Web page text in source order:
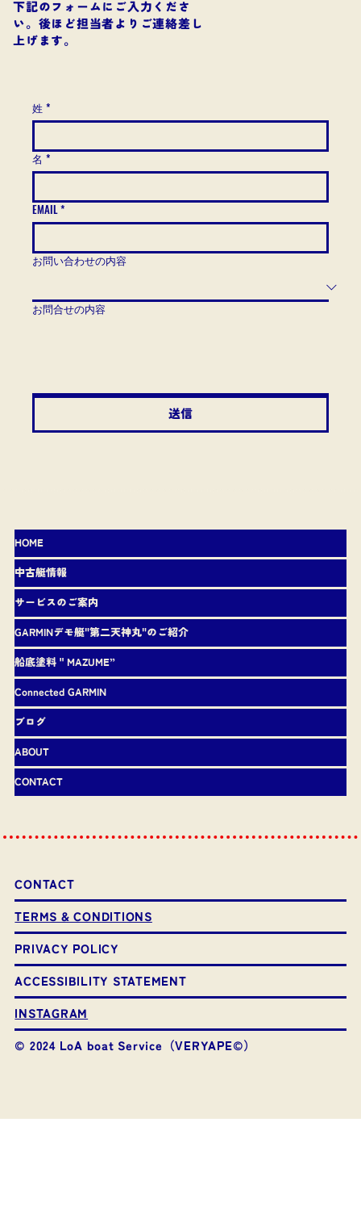
​下記のフォームにご入力くださ
い。後ほど担当者よりご連絡差し
上げます。​
姓 *
名 *
EMAIL *
お問い合わせの内容
お問合せの内容
送信
HOME
中古艇情報
サービスのご案内
GARMINデモ艇"第二天神丸"のご紹介
船底塗料＂MAZUME”
Connected GARMIN
ブログ
ABOUT
CONTACT
CONTACT
TERMS & CONDITIONS
PRIVACY POLICY
ACCESSIBILITY STATEMENT
INSTAGRAM
© 2024 LoA boat Service（VERYAPE©️）